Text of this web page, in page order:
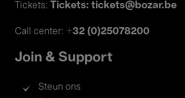
Tickets: Tickets: tickets@bozar.be
Call center: +32 (0)25078200
Join & Support
Steun ons